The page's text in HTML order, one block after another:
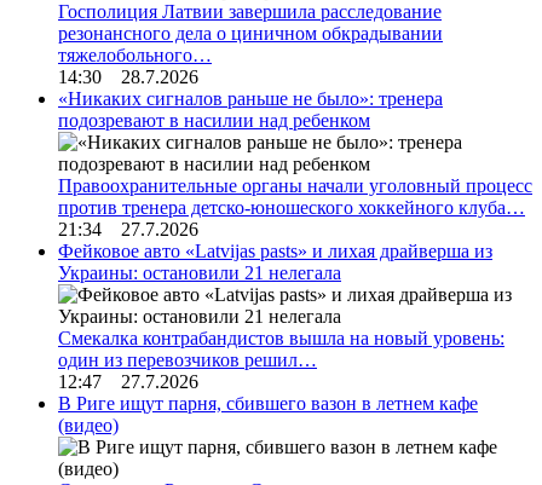
Госполиция Латвии завершила расследование
резонансного дела о циничном обкрадывании
тяжелобольного…
14:30 28.7.2026
«Никаких сигналов раньше не было»: тренера
подозревают в насилии над ребенком
Правоохранительные органы начали уголовный процесс
против тренера детско-юношеского хоккейного клуба…
21:34 27.7.2026
Фейковое авто «Latvijas pasts» и лихая драйверша из
Украины: остановили 21 нелегала
Смекалка контрабандистов вышла на новый уровень:
один из перевозчиков решил…
12:47 27.7.2026
В Риге ищут парня, сбившего вазон в летнем кафе
(видео)